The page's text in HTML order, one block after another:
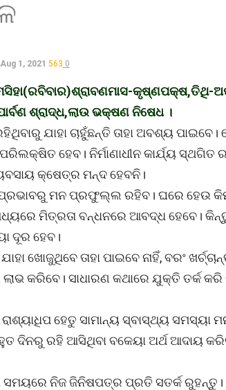
Aug 1, 2021 563 0
କୃଷ୍ଣପକ୍ଷ,ତିଥି-
ଶ୍ରାଦ୍ଧ,ଲାଉ ଭକ୍ଷଣ ନିଷେଧ ।
ଯାହା ଚାହୁଁଛନ୍ତି ତାହା ଅବଶ୍ୟ
ହେବ। ନିର୍ମାଣାଧୀନ କାର୍ଯ୍ୟ ସ୍ଥଗିତ
କ୍ଷେତ୍ର ମନ୍ଦ ହେବନି।
ମନ ପ୍ରଫୁଲ୍ଲ ରହିବ। ଘରେ ହେଉ
ମିତ୍ରତା ବନ୍ଧନରେ ଆବଦ୍ଧ ହେବେ। କିନ୍ତୁ
ଦୂର ହେବ।
ଖୋଜୁଥିବେ ତାହା ପାଇବେ ନାହିଁ, ବରଂ
କରିବେ। ସାଧାରଣ କଥାରେ ଯୁକ୍ତି ତର୍କ
ହେତୁ ସାମାନ୍ୟ ସ୍ବାସ୍ଥ୍ୟ ସମସ୍ୟା
ଦିନରୁ ରହି ଆସିଥିବା ବକେୟା ଅର୍ଥ ଆଦାୟ
ସମୟରେ ନିଜ ଜିନିଷପତ୍ର ପ୍ରତି ସତର୍କ